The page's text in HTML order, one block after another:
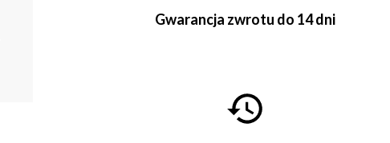
Gwarancja zwrotu do 14 dni